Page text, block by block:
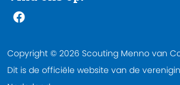
Copyright © 2026 Scouting Menno van
Dit is de officiële website van de